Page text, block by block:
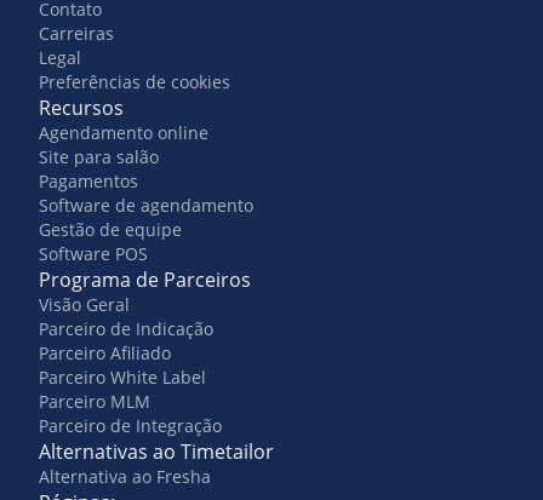
Contato
Carreiras
Legal
Preferências de cookies
Recursos
Agendamento online
Site para salão
Pagamentos
Software de agendamento
Gestão de equipe
Software POS
Programa de Parceiros
Visão Geral
Parceiro de Indicação
Parceiro Afiliado
Parceiro White Label
Parceiro MLM
Parceiro de Integração
Alternativas ao Timetailor
Alternativa ao Fresha